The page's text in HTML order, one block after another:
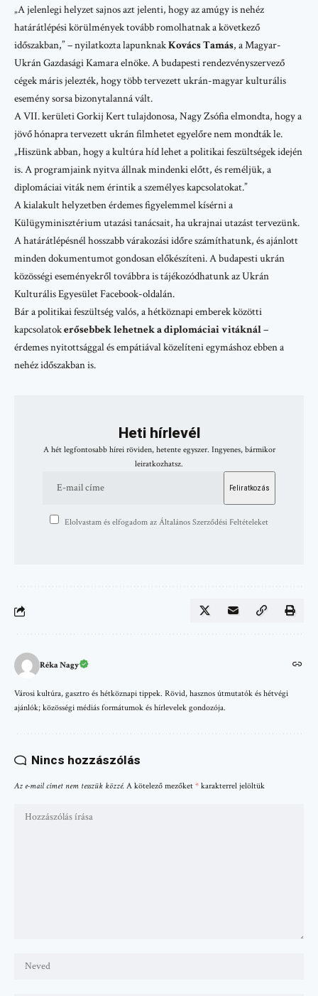
„A jelenlegi helyzet sajnos azt jelenti, hogy az amúgy is nehéz
határátlépési körülmények tovább romolhatnak a következő
időszakban,” – nyilatkozta lapunknakKovács Tamás, a Magyar-
Ukrán Gazdasági Kamara elnöke. A budapesti rendezvényszervező
cégek máris jelezték, hogy több tervezett ukrán-magyar kulturális
esemény sorsa bizonytalanná vált.
A VII. kerületi Gorkij Kert tulajdonosa, Nagy Zsófia elmondta, hogy a
jövő hónapra tervezett ukrán filmhetet egyelőre nem mondták le.
„Hiszünk abban, hogy a kultúra híd lehet a politikai feszültségek idején
is. A programjaink nyitva állnak mindenki előtt, és reméljük, a
diplomáciai viták nem érintik a személyes kapcsolatokat.”
A kialakult helyzetben érdemes figyelemmel kísérni a
Külügyminisztérium utazási tanácsait, ha ukrajnai utazást tervezünk.
A határátlépésnél hosszabb várakozási időre számíthatunk, és ajánlott
minden dokumentumot gondosan előkészíteni. A budapesti ukrán
közösségi eseményekről továbbra is tájékozódhatunk azUkrán
Kulturális Egyesület Facebook-oldalán.
Bár a politikai feszültség valós, a hétköznapi emberek közötti
kapcsolatokerősebbek lehetnek a diplomáciai vitáknál–
érdemes nyitottsággal és empátiával közelíteni egymáshoz ebben a
nehéz időszakban is.
Heti hírlevél
A hét legfontosabb hírei röviden, hetente egyszer. Ingyenes, bármikor
leiratkozhatsz.
Elolvastam és elfogadom az Általános Szerződési Feltételeket
Réka Nagy
Városi kultúra, gasztro és hétköznapi tippek. Rövid, hasznos útmutatók és hétvégi
ajánlók; közösségi médiás formátumok és hírlevelek gondozója.
Nincs hozzászólás
Az e-mail címet nem tesszük közzé. A kötelező mezőket * karakterrel jelöltük